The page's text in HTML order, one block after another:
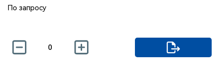
По запросу